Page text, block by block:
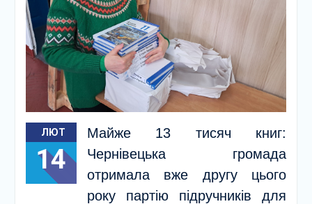
ЛЮТ
14
Майже 13 тисяч книг:
Чернівецька громада
отримала вже другу цього
року партію підручників для